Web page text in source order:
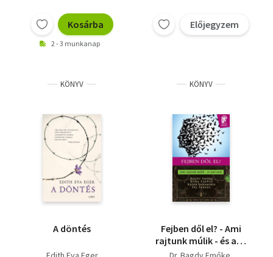
Kosárba
2 - 3 munkanap
Előjegyzem
KÖNYV
A döntés
KÖNYV
Fejben dől el? - Ami
rajtunk múlik - és ami
nem